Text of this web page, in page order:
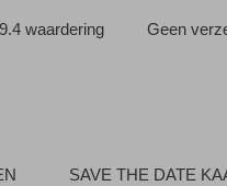
9.4 waardering Geen
SAVE THE DATE